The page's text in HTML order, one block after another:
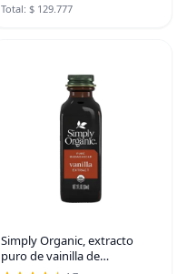
Total: $ 129.777
Simply Organic, extracto
puro de vainilla de